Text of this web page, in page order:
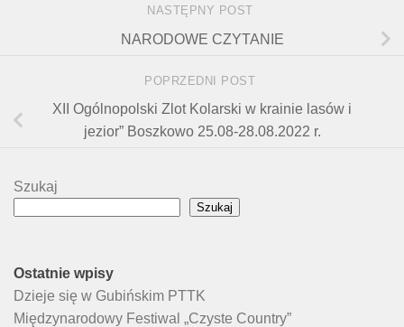
NASTĘPNY POST
NARODOWE CZYTANIE
POPRZEDNI POST
XII Ogólnopolski Zlot Kolarski w krainie lasów i
jezior” Boszkowo 25.08-28.08.2022 r.
Szukaj
Szukaj
Ostatnie wpisy
Dzieje się w Gubińskim PTTK
Międzynarodowy Festiwal „Czyste Country”